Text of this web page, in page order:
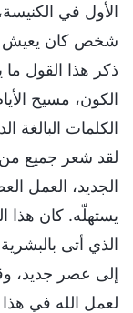
الأول في
شخص كان يعيش
ذكر هذا القول
الكون، مسيح
الكلمات البالغة
لقد شعر جميع من
الجديد، العمل
يستهلّه. كان هذا
الذي أتى
إلى عصر جديد،
لعمل الله في